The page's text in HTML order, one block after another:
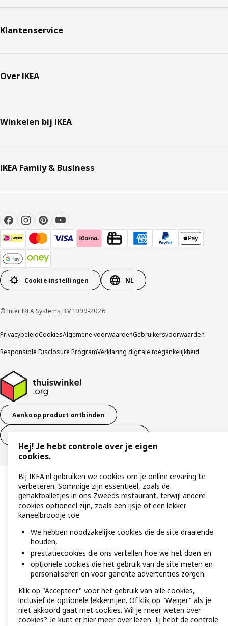
Klantenservice
Over IKEA
Winkelen bij IKEA
IKEA Family & Business
Cookie instellingen NL
© Inter IKEA Systems B.V 1999-2026
PrivacybeleidCookiesAlgemene voorwaardenGebruikersvoorwaarden
Responsible Disclosure ProgramVerklaring digitale toegankelijkheid
Aankoop product ontbinden
Hej! Je hebt controle over je eigen
cookies.
Bij IKEA.nl gebruiken we cookies om je online ervaring te
verbeteren. Sommige zijn essentieel, zoals de
gehaktballetjes in ons Zweeds restaurant, terwijl andere
cookies optioneel zijn, zoals een ijsje of een lekker
kaneelbroodje toe.
We hebben noodzakelijke cookies die de site draaiende
houden,
prestatiecookies die ons vertellen hoe we het doen en
optionele cookies die het gebruik van de site meten en
personaliseren en voor gerichte advertenties zorgen.
Klik op "Accepteer" voor het gebruik van alle cookies,
inclusief de optionele lekkernijen. Of klik op "Weiger" als je
niet akkoord gaat met cookies. Wil je meer weten over
cookies? Je kunt erhiermeer over lezen. Jij hebt de controle